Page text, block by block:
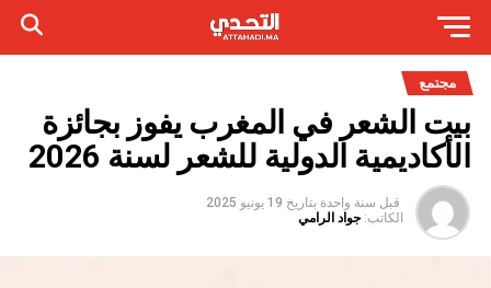
مجتمع
بيت الشعر في المغرب يفوز بجائزة
الأكاديمية الدولية للشعر لسنة 2026
قبل سنة واحدة بتاريخ 19 يونيو 2025
الكاتب: جواد الرامي